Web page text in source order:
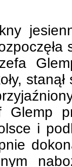
Glemp
i